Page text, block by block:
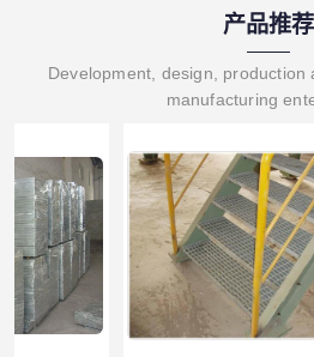
产品推荐
Development, design, production
manufacturing